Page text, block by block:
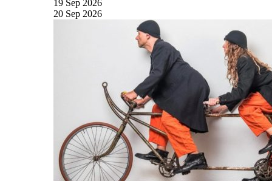
19 Sep 2026
20 Sep 2026